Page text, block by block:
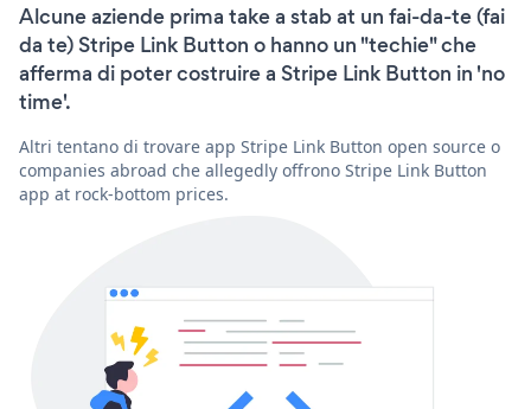
Alcune aziende prima take a stab at un fai-da-te (fai
da te) Stripe Link Button o hanno un "techie" che
afferma di poter costruire a Stripe Link Button in 'no
time'.
Altri tentano di trovare app Stripe Link Button open source o
companies abroad che allegedly offrono Stripe Link Button
app at rock-bottom prices.